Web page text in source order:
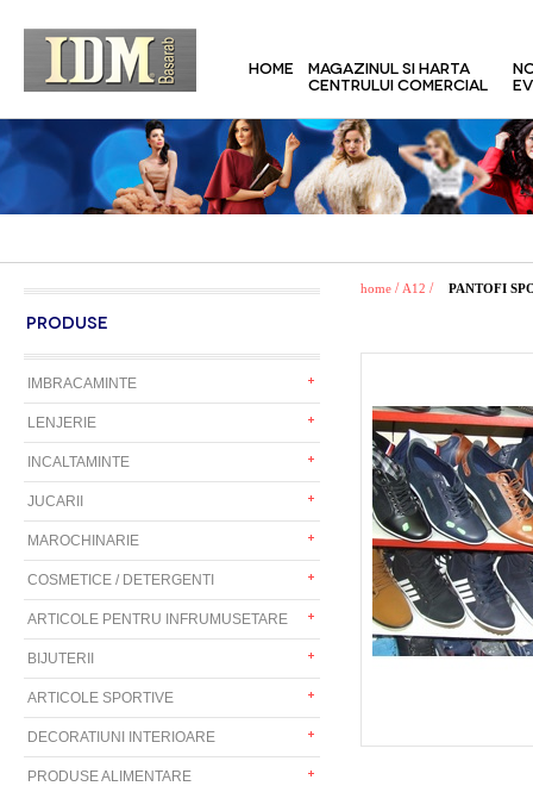
HOME
MAGAZINUL SI HARTA
CENTRULUI COMERCIAL
PRODUSE
IMBRACAMINTE
LENJERIE
INCALTAMINTE
JUCARII
MAROCHINARIE
COSMETICE / DETERGENTI
ARTICOLE PENTRU INFRUMUSETARE
BIJUTERII
ARTICOLE SPORTIVE
DECORATIUNI INTERIOARE
PRODUSE ALIMENTARE
home / A12 / PANTOFI